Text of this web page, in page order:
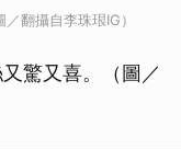
翻攝自李珠珢IG）
驚又喜。（圖／